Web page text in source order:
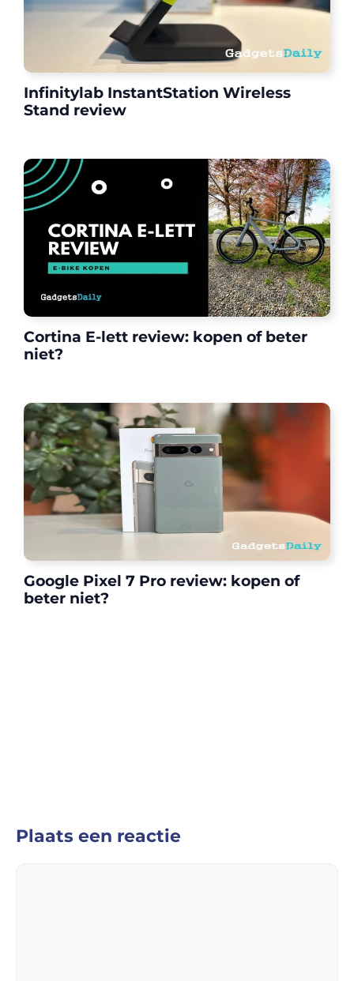
Infinitylab InstantStation Wireless
Stand review
Cortina E-lett review: kopen of beter
niet?
Google Pixel 7 Pro review: kopen of
beter niet?
Plaats een reactie